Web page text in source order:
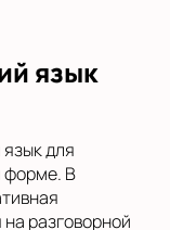
язык
для
форме. В
разговорной